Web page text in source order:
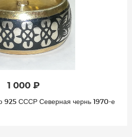
1 000 ₽
925 СССР Северная чернь 1970-е